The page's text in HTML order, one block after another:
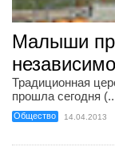
Малыши
Традиционная
прошла сегодня
Общество 14.04.2013